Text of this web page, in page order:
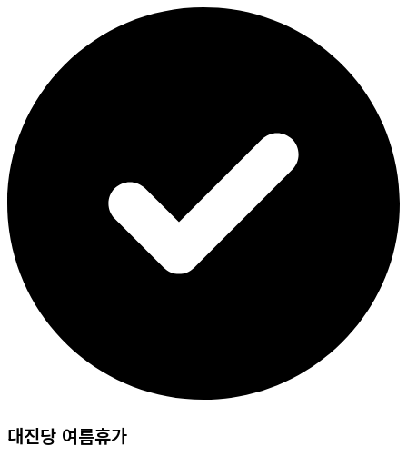
대진당 여름휴가